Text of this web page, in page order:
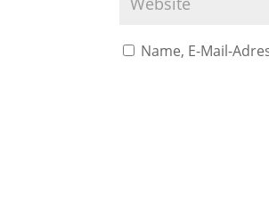
Name, E-Mail-